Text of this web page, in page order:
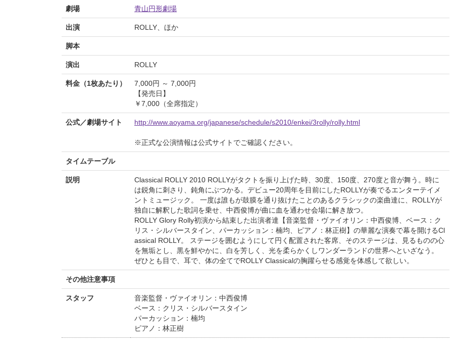
劇場 青山円形劇場
出演 ROLLY、ほか
脚本
演出 ROLLY
料金（1枚あたり）
7,000円 ～ 7,000円
【発売日】
￥7,000（全席指定）
公式／劇場サイト http://www.aoyama.org/japanese/schedule/s2010/enkei/3rolly/rolly.html
※正式な公演情報は公式サイトでご確認ください。
タイムテーブル
説明
Classical ROLLY 2010 ROLLYがタクトを振り上げた時、30度、150度、270度と音が舞う。時に
は鋭角に刺さり、鈍角にぶつかる。デビュー20周年を目前にしたROLLYが奏でるエンターテイメ
ントミュージック。 一度は誰もが鼓膜を通り抜けたことのあるクラシックの楽曲達に、ROLLYが
独自に解釈した歌詞を乗せ、中西俊博が曲に血を通わせ会場に解き放つ。
ROLLY Glory Rolly初演から結束した出演者達【音楽監督・ヴァイオリン：中西俊博、ベース：ク
リス・シルバースタイン、パーカッション：楠均、ピアノ：林正樹】の華麗な演奏で幕を開けるCl
assical ROLLY。 ステージを囲むようにして円く配置された客席、そのステージは、見るものの心
を無垢とし、黒を鮮やかに、白を芳しく、光を柔らかくしワンダーランドの世界へといざなう。
ぜひとも目で、耳で、体の全てでROLLY Classicalの胸躍らせる感覚を体感して欲しい。
その他注意事項
スタッフ
音楽監督・ヴァイオリン：中西俊博
ベース：クリス・シルバースタイン
パーカッション：楠均
ピアノ：林正樹